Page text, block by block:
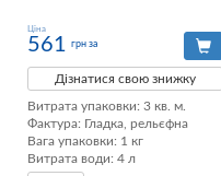
Ціна
561 грн за
Дізнатися свою знижку
Витрата упаковки: 3 кв. м.
Фактура: Гладка, рельєфна
Вага упаковки: 1 кг
Витрата води: 4 л